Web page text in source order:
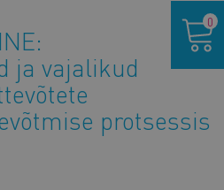
ja vajalikud
protsessis
0